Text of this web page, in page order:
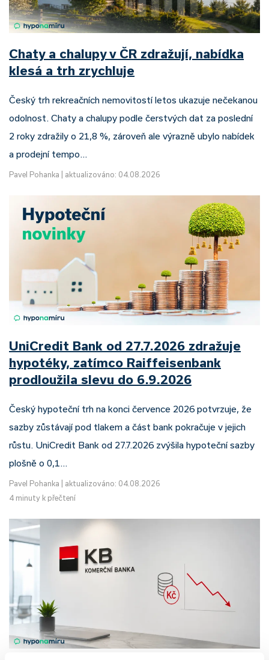
Chaty a chalupy v ČR zdražují, nabídka
klesá a trh zrychluje
Český trh rekreačních nemovitostí letos ukazuje nečekanou
odolnost. Chaty a chalupy podle čerstvých dat za poslední
2 roky zdražily o 21,8 %, zároveň ale výrazně ubylo nabídek
a prodejní tempo…
Pavel Pohanka aktualizováno: 04.08.2026
UniCredit Bank od 27.7.2026 zdražuje
hypotéky, zatímco Raiffeisenbank
prodloužila slevu do 6.9.2026
Český hypoteční trh na konci července 2026 potvrzuje, že
sazby zůstávají pod tlakem a část bank pokračuje v jejich
růstu. UniCredit Bank od 27.7.2026 zvýšila hypoteční sazby
plošně o 0,1…
Pavel Pohanka
aktualizováno: 04.08.2026
4 minuty k přečtení